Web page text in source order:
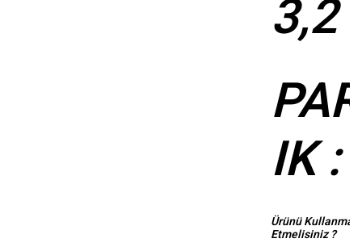
3,2
IK :
Ürünü
Etmelisiniz ?